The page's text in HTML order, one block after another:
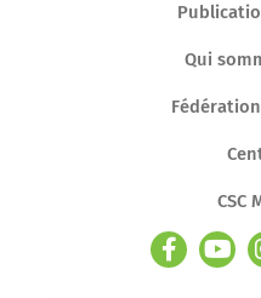
Qui
CSC